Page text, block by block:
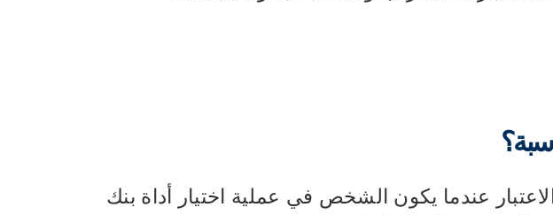
عندما يكون الشخص في عملية اختيار أداة بنك